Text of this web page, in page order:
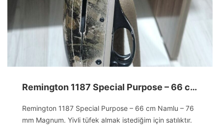
Remington 1187 Special Purpose – 66 cm Namlu – 76 mm Magnum
Remington 1187 Special Purpose – 66 cm Namlu – 76
mm Magnum. Yivli tüfek almak istediğim için satılıktır.